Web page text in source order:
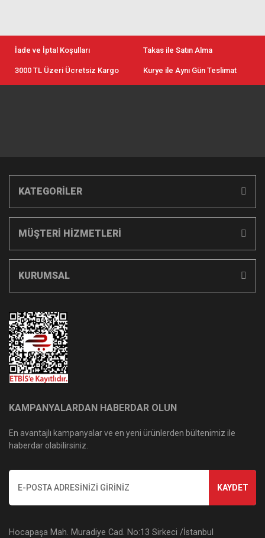
İade ve İptal Koşulları Takas ile Satın Alma
3000 TL Üzeri Ücretsiz Kargo Kurye ile Aynı Gün Teslimat
KATEGORİLER
MÜŞTERİ HİZMETLERİ
KURUMSAL
KAMPANYALARDAN HABERDAR OLUN
En avantajlı kampanyalar ve en yeni ürünlerden bültenimiz ile
haberdar olabilirsiniz.
KAYDET
Hocapaşa Mah. Muradiye Cad. No:13 Sirkeci /İstanbul